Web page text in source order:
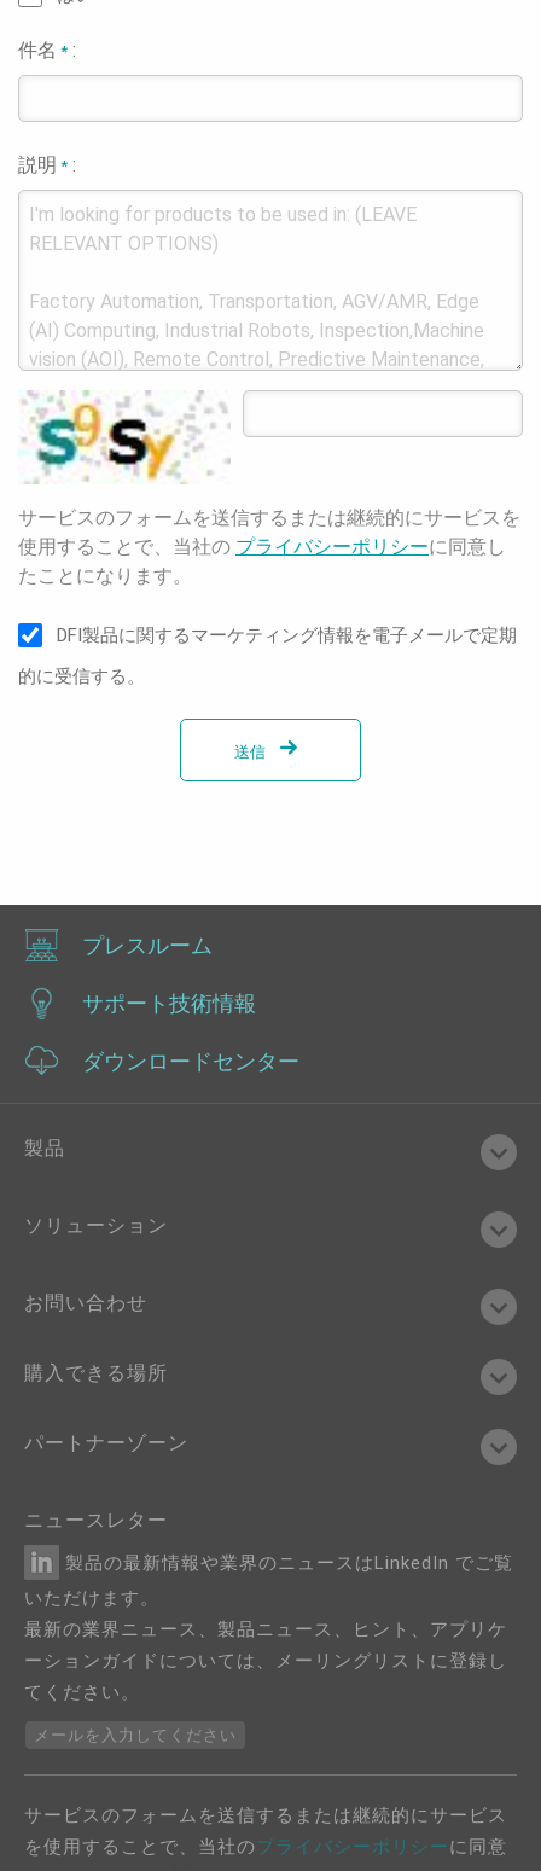
件名* :
説明* :
サービスのフォームを送信するまたは継続的にサービスを
使用することで、当社の プライバシーポリシーに同意し
たことになります。
DFI製品に関するマーケティング情報を電子メールで定期
的に受信する。
送信
プレスルーム
サポート技術情報
ダウンロードセンター
製品
ソリューション
お問い合わせ
購入できる場所
パートナーゾーン
ニュースレター
製品の最新情報や業界のニュースはLinkedIn でご覧
いただけます。
最新の業界ニュース、製品ニュース、ヒント、アプリケ
ーションガイドについては、メーリングリストに登録し
てください。
メールを入力してください
サービスのフォームを送信するまたは継続的にサービス
を使用することで、当社のプライバシーポリシーに同意